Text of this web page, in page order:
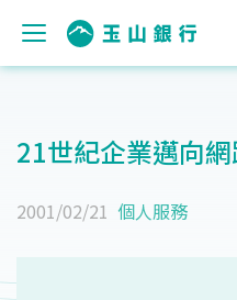
21世紀企業邁向
2001/02/21 個人服務